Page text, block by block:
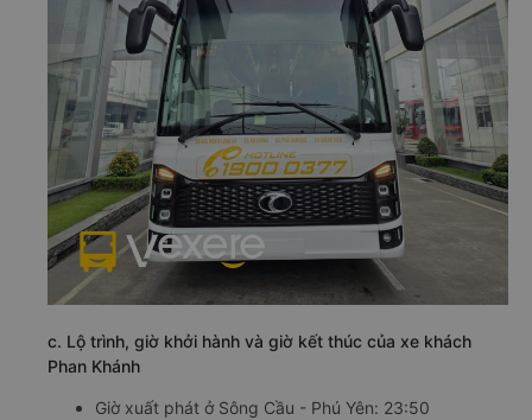
c. Lộ trình, giờ khởi hành và giờ kết thúc của xe khách
Phan Khánh
Giờ xuất phát ở Sông Cầu - Phú Yên: 23:50